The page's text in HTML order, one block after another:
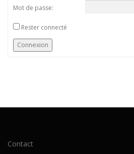
Mot de passe:
Rester connecté
Connexion
Contact